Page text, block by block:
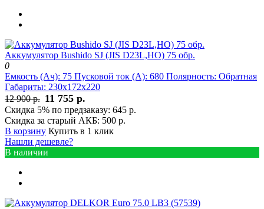
Аккумулятор Bushido SJ (JIS D23L,HO) 75 обр.
0
Емкость (Ач): 75 Пусковой ток (А): 680 Полярность: Обратная
Габариты: 230x172x220
12 900 р. 11 755 р.
Скидка 5% по предзаказу: 645 р.
Скидка за старый АКБ: 500 р.
В корзину Купить в 1 клик
Нашли дешевле?
В наличии